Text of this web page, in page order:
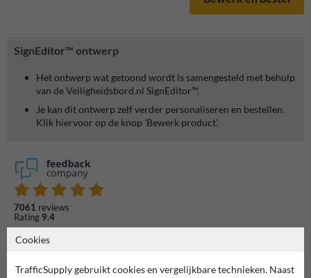
SignEditor™ ontwerp
Het ontwerp wat getoond wordt is samengesteld met behulp
van de Veiligheidsbord.nl SignEditor™.
Je kan dit ontwerp zelf verder personaliseren en bestellen.
Klik hiervoor op de knop 'Bewerk product'.
7061 reviews
Rating 9.4
Cookies
TrafficSupply gebruikt cookies en vergelijkbare technieken. Naast